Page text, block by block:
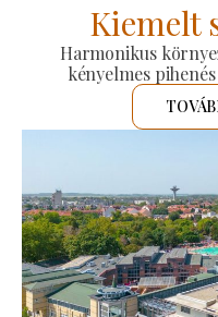
Kiemelt
Harmonikus
kényelmes